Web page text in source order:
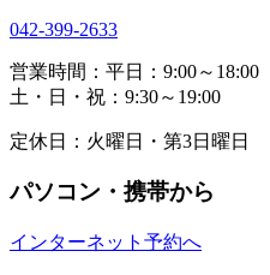
042-399-2633
営業時間：平日：9:00～18:00
土・日・祝：9:30～19:00
定休日：火曜日・第3日曜日
パソコン・携帯から
インターネット予約へ